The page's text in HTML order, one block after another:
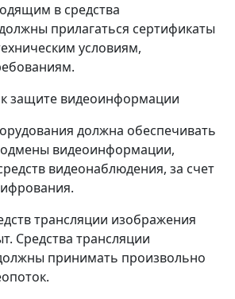
в средства
прилагаться сертификаты
условиям,
к защите видеоинформации
должна обеспечивать
видеоинформации,
видеонаблюдения, за счет
трансляции изображения
Средства трансляции
принимать произвольно